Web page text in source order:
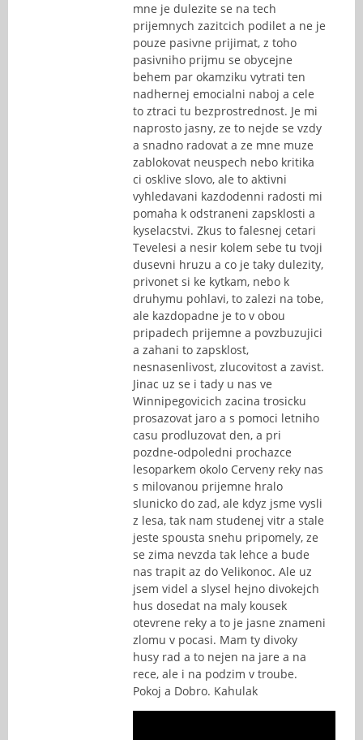
mne je dulezite se na tech
prijemnych zazitcich podilet a ne je
pouze pasivne prijimat, z toho
pasivniho prijmu se obycejne
behem par okamziku vytrati ten
nadhernej emocialni naboj a cele
to ztraci tu bezprostrednost. Je mi
naprosto jasny, ze to nejde se vzdy
a snadno radovat a ze mne muze
zablokovat neuspech nebo kritika
ci osklive slovo, ale to aktivni
vyhledavani kazdodenni radosti mi
pomaha k odstraneni zapsklosti a
kyselacstvi. Zkus to falesnej cetari
Tevelesi a nesir kolem sebe tu tvoji
dusevni hruzu a co je taky dulezity,
privonet si ke kytkam, nebo k
druhymu pohlavi, to zalezi na tobe,
ale kazdopadne je to v obou
pripadech prijemne a povzbuzujici
a zahani to zapsklost,
nesnasenlivost, zlucovitost a zavist.
Jinac uz se i tady u nas ve
Winnipegovicich zacina trosicku
prosazovat jaro a s pomoci letniho
casu prodluzovat den, a pri
pozdne-odpoledni prochazce
lesoparkem okolo Cerveny reky nas
s milovanou prijemne hralo
slunicko do zad, ale kdyz jsme vysli
z lesa, tak nam studenej vitr a stale
jeste spousta snehu pripomely, ze
se zima nevzda tak lehce a bude
nas trapit az do Velikonoc. Ale uz
jsem videl a slysel hejno divokejch
hus dosedat na maly kousek
otevrene reky a to je jasne znameni
zlomu v pocasi. Mam ty divoky
husy rad a to nejen na jare a na
rece, ale i na podzim v troube.
Pokoj a Dobro. Kahulak